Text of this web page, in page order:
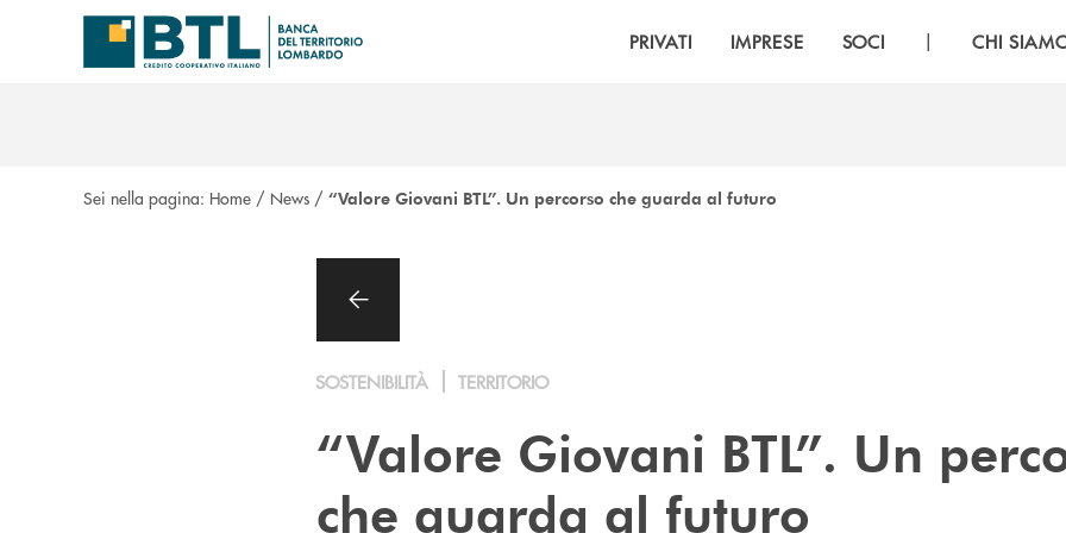
Salta al contenuto principale
PRIVATI IMPRESE SOCI | CHI
Sei nella pagina: Home / News / “Valore Giovani BTL”. Un percorso che guarda al futuro
SOSTENIBILITÀ TERRITORIO
“Valore Giovani BTL”. Un
che guarda al futuro